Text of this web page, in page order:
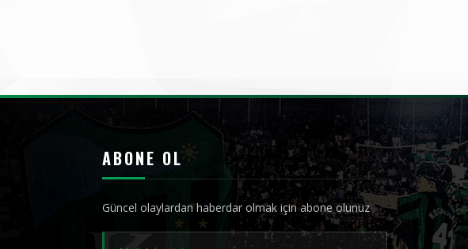
ABONE OL
Güncel olaylardan haberdar olmak için abone olunuz